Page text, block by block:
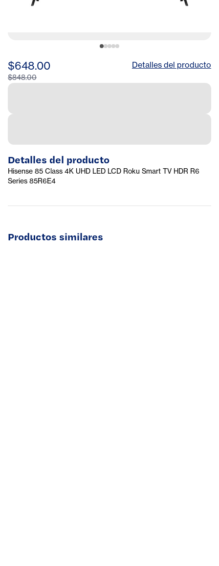
$648.00
$848.00
Detalles del producto
Detalles del producto
Hisense 85 Class 4K UHD LED LCD Roku Smart TV HDR R6
Series 85R6E4
Productos similares